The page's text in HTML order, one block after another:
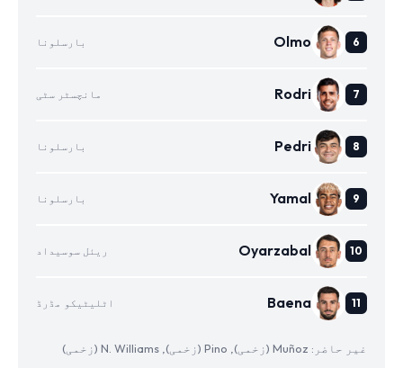
Olmo بارسلونا
Rodri مانچسٹر سٹی
Pedri بارسلونا
Yamal بارسلونا
Oyarzabal ریئل سوسیداد
Baena اٹلیٹیکو مڈرڈ
غیر حاضر: Muñoz (زخمی), Pino (زخمی), N. Williams (زخمی)